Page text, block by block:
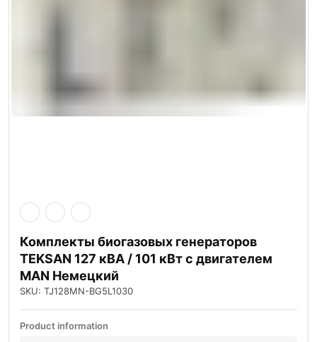
Комплекты биогазовых генераторов
TEKSAN 127 кВА / 101 кВт с двигателем
MAN Немецкий
SKU: TJ128MN-BG5L1030
Product information